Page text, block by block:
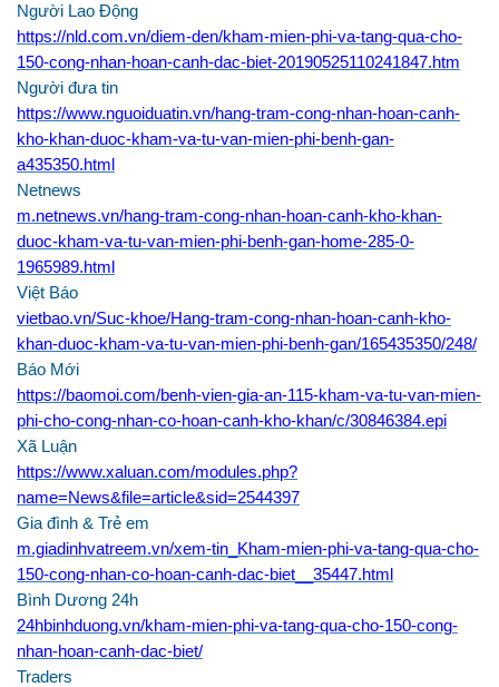
Người Lao Động
https://nld.com.vn/diem-den/kham-mien-phi-va-tang-qua-cho-
150-cong-nhan-hoan-canh-dac-biet-20190525110241847.htm
Người đưa tin
https://www.nguoiduatin.vn/hang-tram-cong-nhan-hoan-canh-
kho-khan-duoc-kham-va-tu-van-mien-phi-benh-gan-
a435350.html
Netnews
m.netnews.vn/hang-tram-cong-nhan-hoan-canh-kho-khan-
duoc-kham-va-tu-van-mien-phi-benh-gan-home-285-0-
1965989.html
Việt Báo
vietbao.vn/Suc-khoe/Hang-tram-cong-nhan-hoan-canh-kho-
khan-duoc-kham-va-tu-van-mien-phi-benh-gan/165435350/248/
Báo Mới
https://baomoi.com/benh-vien-gia-an-115-kham-va-tu-van-mien-
phi-cho-cong-nhan-co-hoan-canh-kho-khan/c/30846384.epi
Xã Luận
https://www.xaluan.com/modules.php?
name=News&file=article&sid=2544397
Gia đình & Trẻ em
m.giadinhvatreem.vn/xem-tin_Kham-mien-phi-va-tang-qua-cho-
150-cong-nhan-co-hoan-canh-dac-biet__35447.html
Bình Dương 24h
24hbinhduong.vn/kham-mien-phi-va-tang-qua-cho-150-cong-
nhan-hoan-canh-dac-biet/
Traders